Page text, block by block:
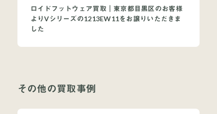
ロイドフットウェア買取｜東京都目黒区のお客様
よりVシリーズの1213EW11をお譲りいただきま
した
その他の買取事例